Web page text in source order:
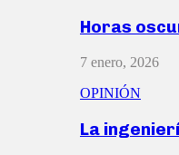
Horas
7 enero, 2026
OPINIÓN
La